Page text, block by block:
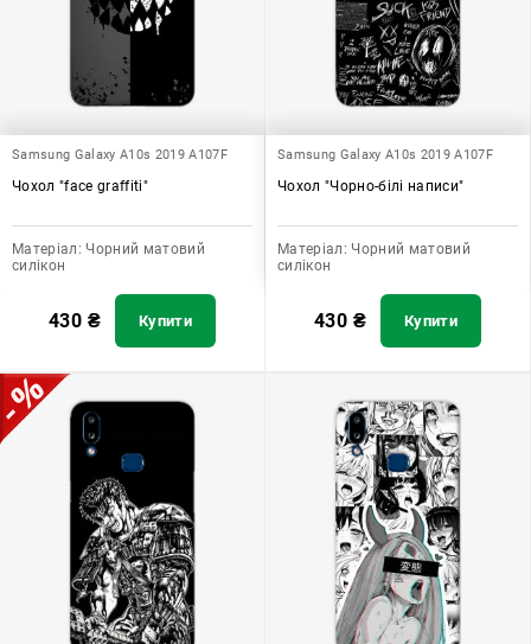
Samsung Galaxy A10s 2019 A107F
Чохол "face graffiti"
Матеріал: Чорний матовий
силікон
430 ₴ Купити
Samsung Galaxy A10s 2019 A107F
Чохол "Чорно-білі написи"
Матеріал: Чорний матовий
силікон
430 ₴ Купити